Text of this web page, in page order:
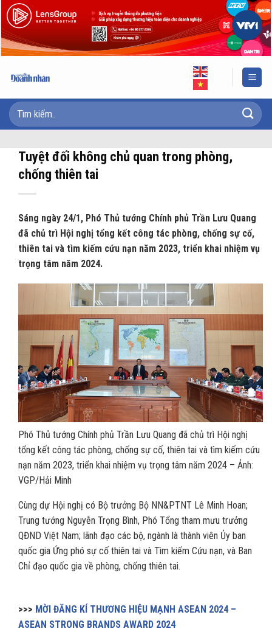
Skip
to
content
Tuyệt đối không chủ quan trong phòng,
chống thiên tai
Sáng ngày 24/1, Phó Thủ tướng Chính phủ Trần Lưu Quang
đã chủ trì Hội nghị tổng kết công tác phòng, chống sự cố,
thiên tai và tìm kiếm cứu nạn năm 2023, triển khai nhiệm vụ
trọng tâm năm 2024.
Phó Thủ tướng Chính phủ Trần Lưu Quang đã chủ trì Hội nghị
tổng kết công tác phòng, chống sự cố, thiên tai và tìm kiếm cứu
nạn năm 2023, triển khai nhiệm vụ trọng tâm năm 2024 – Ảnh:
VGP/Hải Minh
Cùng dự Hội nghị có Bộ trưởng Bộ NN&PTNT Lê Minh Hoan;
Trung tướng Nguyễn Trọng Bình, Phó Tổng tham mưu trưởng
QĐND Việt Nam; lãnh đạo các bộ, ngành là thành viên Ủy ban
quốc gia Ứng phó sự cố thiên tai và Tìm kiếm Cứu nạn, và Ban
Chỉ đạo quốc gia về phòng, chống thiên tai.
>>> MỜI ĐĂNG KÍ THƯƠNG HIỆU MẠNH ASEAN 2024 –
ASEAN STRONG BRANDS AWARD 2024